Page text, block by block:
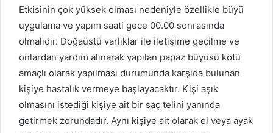
Etkisinin çok yüksek olması nedeniyle özellikle büyü
uygulama ve yapım saati gece 00.00 sonrasında
olmalıdır. Doğaüstü varlıklar ile iletişime geçilme ve
onlardan yardım alınarak yapılan papaz büyüsü kötü
amaçlı olarak yapılması durumunda karşıda bulunan
kişiye hastalık vermeye başlayacaktır. Kişi aşık
olmasını istediği kişiye ait bir saç telini yanında
getirmek zorundadır. Aynı kişiye ait olarak el veya ayak